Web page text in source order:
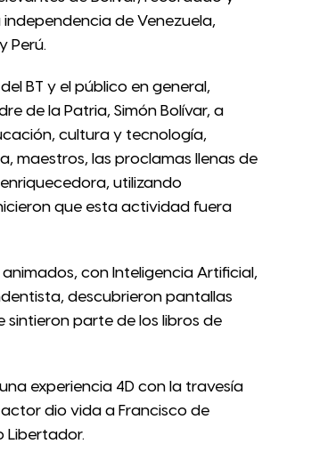
de Venezuela,
Perú.
BT y el público en general,
de la Patria, Simón Bolívar, a
cultura y tecnología,
maestros, las proclamas llenas de
utilizando
que esta actividad fuera
con Inteligencia Artificial,
descubrieron pantallas
parte de los libros de
experiencia 4D con la travesía
dio vida a Francisco de
Libertador.